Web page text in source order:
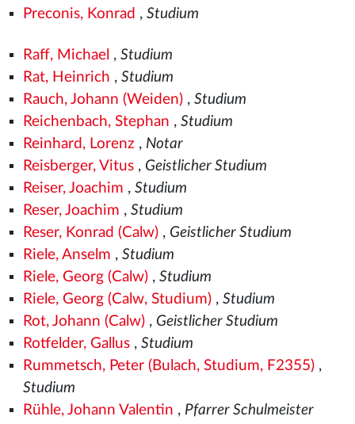
Preconis, Konrad , Studium
Raff, Michael , Studium
Rat, Heinrich , Studium
Rauch, Johann (Weiden), Studium
Reichenbach, Stephan , Studium
Reinhard, Lorenz , Notar
Reisberger, Vitus, Geistlicher Studium
Reiser, Joachim , Studium
Reser, Joachim , Studium
Reser, Konrad (Calw), Geistlicher Studium
Riele, Anselm , Studium
Riele, Georg (Calw), Studium
Riele, Georg (Calw, Studium), Studium
Rot, Johann (Calw), Geistlicher Studium
Rotfelder, Gallus, Studium
Rummetsch, Peter (Bulach, Studium, F2355),
Studium
Rühle, Johann Valentin , Pfarrer Schulmeister